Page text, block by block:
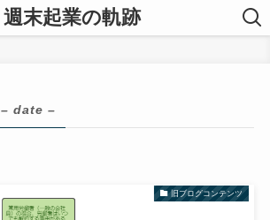
週末起業の軌跡
– date –
旧ブログコンテンツ